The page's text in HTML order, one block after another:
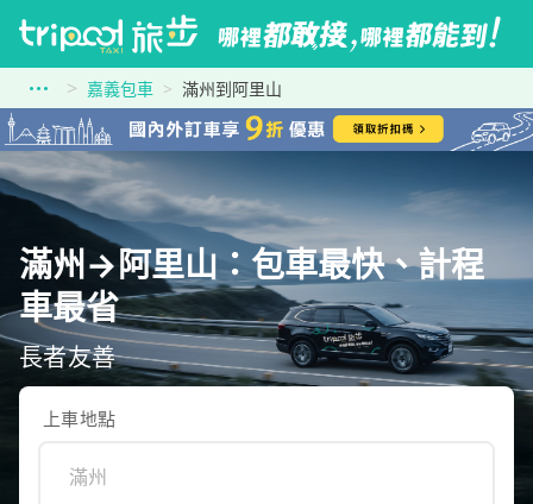
嘉義包車 滿州到阿里山
滿州→阿里山：包車最快、計程
車最省
長者友善
上車地點